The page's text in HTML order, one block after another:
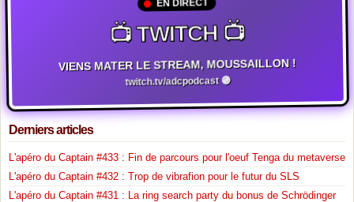
📺 TWITCH 📺
VIENS MATER LE STREAM, MOUSSAILLON !
twitch.tv/adcpodcast 🟣
Derniers articles
L'apéro du Captain #433 : Fin de parcours pour l'oeuf Tenga du metaverse
L'apéro du Captain #432 : Trop de vibrafion pour le futur du SLS
L'apéro du Captain #431 : La ring search party du bonus de Schrödinger